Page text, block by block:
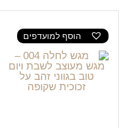
הוסף למועדפים